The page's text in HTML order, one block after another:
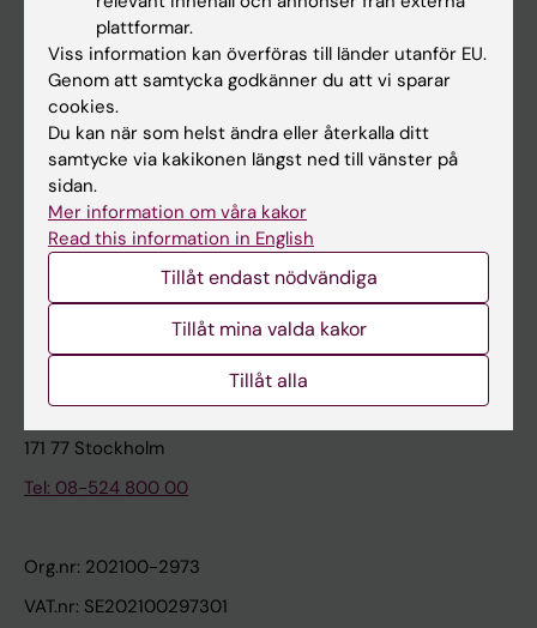
Medarbetare
Medarbetarportalen
Kontakta och besök KI
Universitetsbiblioteket
Stöd forskning och utbildning
Karolinska Institutet Innovation
Kontakta presstjänsten
Karolinska Institutet
171 77 Stockholm
Tel: 08-524 800 00
Org.nr: 202100-2973
VAT.nr: SE202100297301
plattformar.
Viss information kan överföras till länder utanför EU.
Genom att samtycka godkänner du att vi sparar
cookies.
Du kan när som helst ändra eller återkalla ditt
samtycke via kakikonen längst ned till vänster på
sidan.
Mer information om våra kakor
Read this information in English
Tillåt endast nödvändiga
Tillåt mina valda kakor
Tillåt alla